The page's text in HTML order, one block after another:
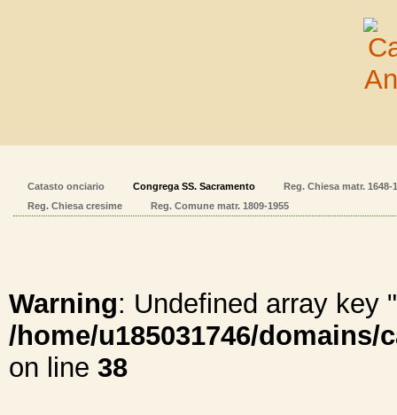
Catasto onciario Congrega SS. Sacramento
Reg. Chiesa matr. 1648-
Reg. Chiesa cresime
Reg. Comune matr. 1809-1955
Warning: Undefined array key
/home/u185031746/
on line 38